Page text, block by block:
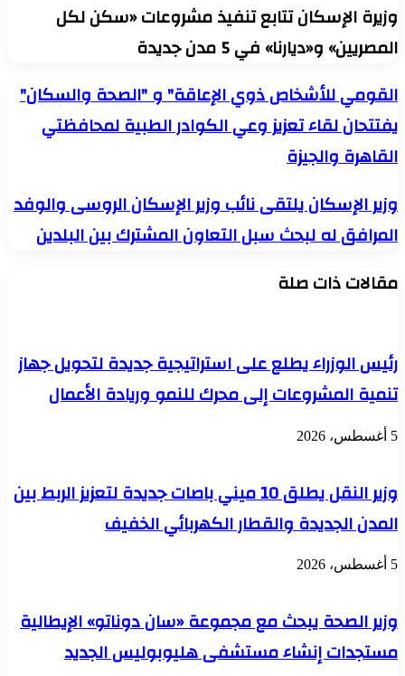
وزيرة الإسكان تتابع تنفيذ مشروعات «سكن لكل
المصريين» و«ديارنا» في 5 مدن جديدة
القومي
للأشخاص
ذوي
الإعاقة"
و
يفتتحان
لقاء
تعزيز
الكوادر
الطبية
القومي للأشخاص ذوي الإعاقة" و "الصحة والسكان"
يفتتحان لقاء تعزيز وعي الكوادر الطبية لمحافظتي
القاهرة والجيزة
وزير
الإسكان
يلتقى
نائب
الإسكان
له
لبحث
سبل
التعاون
بين
وزير الإسكان يلتقى نائب وزير الإسكان الروسى والوفد
المرافق له لبحث سبل التعاون المشترك بين البلدين
مقالات ذات صلة
رئيس الوزراء يطلع على استراتيجية جديدة لتحويل جهاز
تنمية المشروعات إلى محرك للنمو وريادة الأعمال
5 أغسطس، 2026
وزير النقل يطلق 10 ميني باصات جديدة لتعزيز الربط بين
المدن الجديدة والقطار الكهربائي الخفيف
5 أغسطس، 2026
وزير الصحة يبحث مع مجموعة «سان دوناتو» الإيطالية
مستجدات إنشاء مستشفى هليوبوليس الجديد